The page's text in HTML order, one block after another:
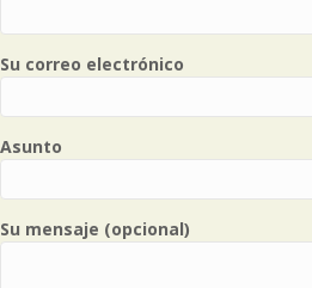
Su correo electrónico
Asunto
Su mensaje (opcional)